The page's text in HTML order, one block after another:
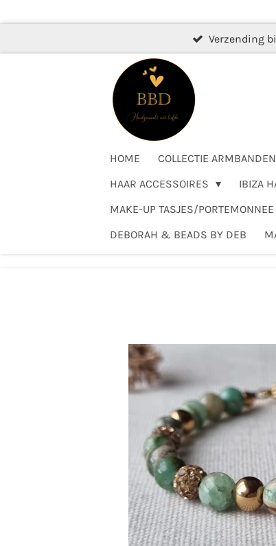
naar
Verzending
HOME COLLECTIE ARMBANDEN
HAAR ACCESSOIRES
IBIZA
MAKE-UP TASJES/
DEBORAH & BEADS BY DEB